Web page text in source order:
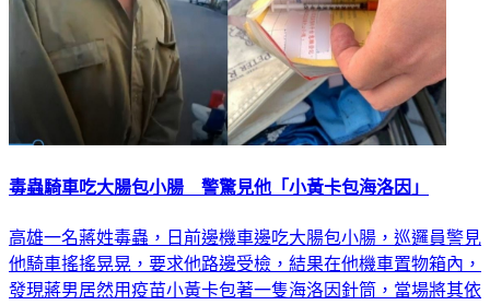
毒蟲騎車吃大腸包小腸 警驚見他「小黃卡包海洛因」
高雄一名蔣姓毒蟲，日前邊機車邊吃大腸包小腸，巡邏員警見
他騎車搖搖晃晃，要求他路邊受檢，結果在他機車置物箱內，
發現蔣男居然用疫苗小黃卡包著一隻海洛因針筒，當場將其依